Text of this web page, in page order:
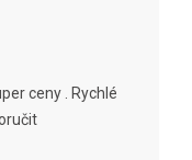
ceny . Rychlé